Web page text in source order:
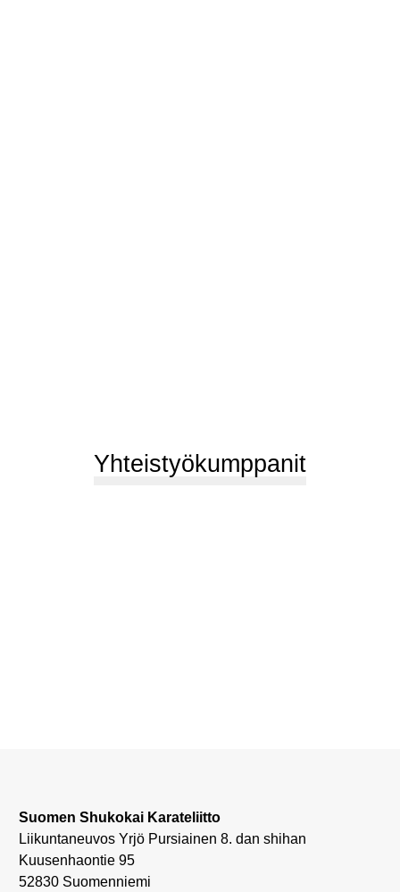
Yhteistyökumppanit
Suomen Shukokai Karateliitto
Liikuntaneuvos Yrjö Pursiainen 8. dan shihan
Kuusenhaontie 95
52830 Suomenniemi